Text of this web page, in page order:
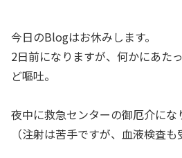
今日のBlogはお休みします。
2日前になりますが、何かにあた
ど嘔吐。
夜中に救急センターの御厄介にな
（注射は苦手ですが、血液検査も